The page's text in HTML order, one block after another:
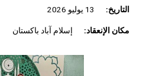
التاريخ:
مكان الإنعقاد:
إسلام آباد باكستان